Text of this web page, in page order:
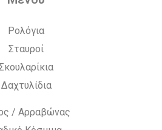
Ρολόγια
Σταυροί
Δαχτυλίδια
/ Αρραβώνας